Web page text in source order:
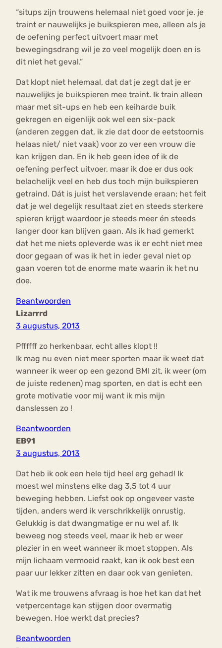
“situps zijn trouwens helemaal niet goed voor je. je
traint er nauwelijks je buikspieren mee, alleen als je
de oefening perfect uitvoert maar met
bewegingsdrang wil je zo veel mogelijk doen en is
dit niet het geval.”
Dat klopt niet helemaal, dat dat je zegt dat je er
nauwelijks je buikspieren mee traint. Ik train alleen
maar met sit-ups en heb een keiharde buik
gekregen en eigenlijk ook wel een six-pack
(anderen zeggen dat, ik zie dat door de eetstoornis
helaas niet/ niet vaak) voor zo ver een vrouw die
kan krijgen dan. En ik heb geen idee of ik de
oefening perfect uitvoer, maar ik doe er dus ook
belachelijk veel en heb dus toch mijn buikspieren
getraind. Dát is juist het verslavende eraan; het feit
dat je wel degelijk resultaat ziet en steeds sterkere
spieren krijgt waardoor je steeds meer én steeds
langer door kan blijven gaan. Als ik had gemerkt
dat het me niets opleverde was ik er echt niet mee
door gegaan of was ik het in ieder geval niet op
gaan voeren tot de enorme mate waarin ik het nu
doe.
Beantwoorden
Lizarrrd
3 augustus, 2013
Pffffff zo herkenbaar, echt alles klopt !!
Ik mag nu even niet meer sporten maar ik weet dat
wanneer ik weer op een gezond BMI zit, ik weer (om
de juiste redenen) mag sporten, en dat is echt een
grote motivatie voor mij want ik mis mijn
danslessen zo !
Beantwoorden
EB91
3 augustus, 2013
Dat heb ik ook een hele tijd heel erg gehad! Ik
moest wel minstens elke dag 3,5 tot 4 uur
beweging hebben. Liefst ook op ongeveer vaste
tijden, anders werd ik verschrikkelijk onrustig.
Gelukkig is dat dwangmatige er nu wel af. Ik
beweeg nog steeds veel, maar ik heb er weer
plezier in en weet wanneer ik moet stoppen. Als
mijn lichaam vermoeid raakt, kan ik ook best een
paar uur lekker zitten en daar ook van genieten.
Wat ik me trouwens afvraag is hoe het kan dat het
vetpercentage kan stijgen door overmatig
bewegen. Hoe werkt dat precies?
Beantwoorden